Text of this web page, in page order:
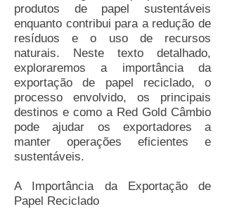
produtos de papel sustentáveis
enquanto contribui para a redução de
resíduos e o uso de recursos
naturais. Neste texto detalhado,
exploraremos a importância da
exportação de papel reciclado, o
processo envolvido, os principais
destinos e como a Red Gold Câmbio
pode ajudar os exportadores a
manter operações eficientes e
sustentáveis.
A Importância da Exportação de
Papel Reciclado